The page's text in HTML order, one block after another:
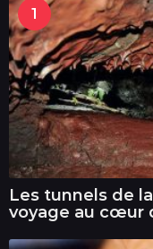
1
Les tunnels de
voyage au cœur